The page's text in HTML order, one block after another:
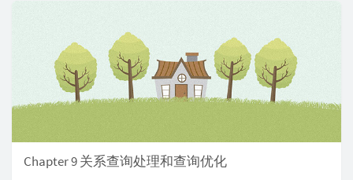
Chapter 9 关系查询处理和查询优化